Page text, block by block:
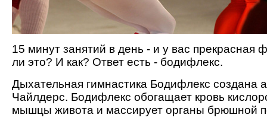
15 минут занятий в день - и у вас прекрасная
ли это? И как? Ответ есть - бодифлекс.
Дыхательная гимнастика Бодифлекс создана
Чайлдерс. Бодифлекс обогащает кровь
мышцы живота и массирует органы брюшной